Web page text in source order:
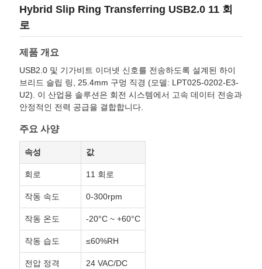
인
용
요
구
하
Hybrid Slip Ring Transferring USB2.0 11 회
로
제품 개요
USB2.0 및 기가비트 이더넷 신호를 전송하도록 설계된 하이
브리드 슬립 링, 25.4mm 구멍 직경 (모델: LPT025-0202-E3-
U2). 이 산업용 솔루션은 회전 시스템에서 고속 데이터 전송과
안정적인 전력 공급을 결합합니다.
주요 사양
속성 값
회로 11 회로
작동 속도 0-300rpm
작동 온도 -20°C ~ +60°C
작동 습도 ≤60%RH
전압 정격 24 VAC/DC